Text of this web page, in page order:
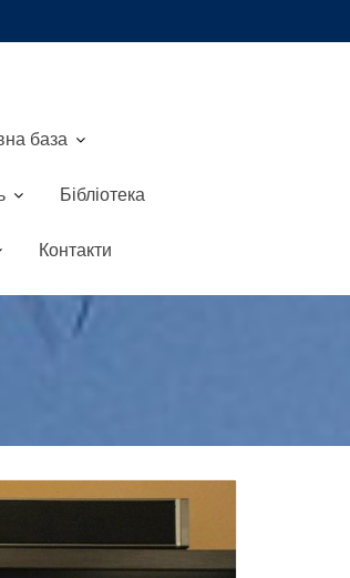
база
Бібліотека
Контакти